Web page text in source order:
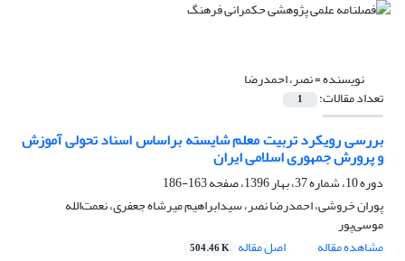
نویسنده =نصر، احمدرضا
تعداد مقالات: 1
بررسی رویکرد تربیت معلم شایسته براساس اسناد تحولی آموزش
و پرورش جمهوری اسلامی ایران
دوره 10، شماره 37، بهار 1396، صفحه
163-186
پوران خروشی، احمدرضا نصر، سیدابراهیم میرشاه جعفری، نعمت‌الله
موسی‌پور
مشاهده مقاله
اصل مقاله 504.46 K